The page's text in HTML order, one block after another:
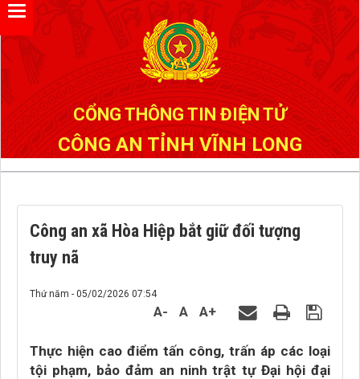
CỔNG THÔNG TIN ĐIỆN TỬ
CÔNG AN TỈNH VĨNH LONG
Công an xã Hòa Hiệp bắt giữ đối tượng
truy nã
Thứ năm - 05/02/2026 07:54
A- A A+
Thực hiện cao điểm tấn công, trấn áp các loại
tội phạm, bảo đảm an ninh trật tự Đại hội đại